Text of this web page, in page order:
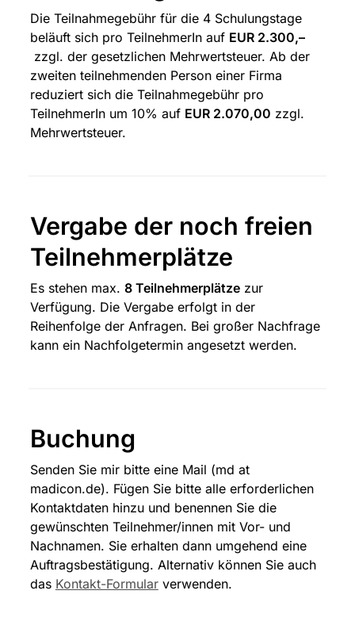
Die Teilnahmegebühr für die 4 Schulungstage
beläuft sich pro TeilnehmerIn auf EUR 2.300,–
zzgl. der gesetzlichen Mehrwertsteuer. Ab der
zweiten teilnehmenden Person einer Firma
reduziert sich die Teilnahmegebühr pro
TeilnehmerIn um 10% auf EUR 2.070,00 zzgl.
Mehrwertsteuer.
Vergabe der noch freien
Teilnehmerplätze
Es stehen max. 8 Teilnehmerplätze zur
Verfügung. Die Vergabe erfolgt in der
Reihenfolge der Anfragen. Bei großer Nachfrage
kann ein Nachfolgetermin angesetzt werden.
Buchung
Senden Sie mir bitte eine Mail (md at
madicon.de). Fügen Sie bitte alle erforderlichen
Kontaktdaten hinzu und benennen Sie die
gewünschten Teilnehmer/innen mit Vor- und
Nachnamen. Sie erhalten dann umgehend eine
Auftragsbestätigung. Alternativ können Sie auch
das Kontakt-Formular verwenden.